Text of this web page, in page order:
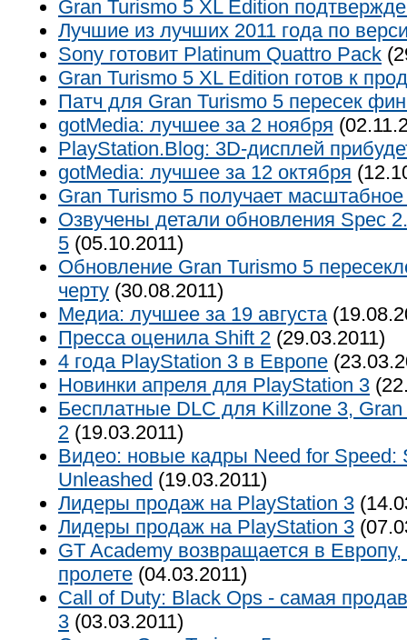
Gran Turismo 5 XL Edition
Лучшие из лучших 2011 года по
Sony готовит Platinum Quattro Pack
Gran Turismo 5 XL Edition готов к
Патч для Gran Turismo 5 пересек
gotMedia: лучшее за 2 ноября
PlayStation.Blog: 3D-дисплей
gotMedia: лучшее за 12 октября
Gran Turismo 5 получает
Озвучены детали обновления Spec
5 (05.10.2011)
Обновление Gran Turismo 5
черту (30.08.2011)
Медиа: лучшее за 19 августа
Пресса оценила Shift 2 (29.03.2011)
4 года PlayStation 3 в Европе
Новинки апреля для PlayStation 3
Бесплатные DLC для Killzone 3,
2 (19.03.2011)
Видео: новые кадры Need for Speed:
Unleashed (19.03.2011)
Лидеры продаж на PlayStation 3
Лидеры продаж на PlayStation 3
GT Academy возвращается в
пролете (04.03.2011)
Call of Duty: Black Ops - самая
3 (03.03.2011)